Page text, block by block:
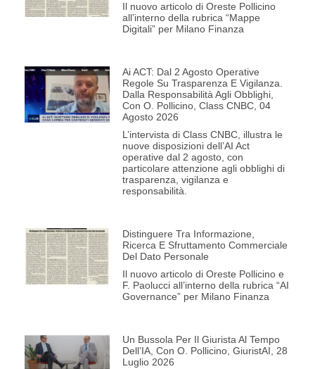
Il nuovo articolo di Oreste Pollicino
all’interno della rubrica “Mappe
Digitali” per Milano Finanza
Ai ACT: Dal 2 Agosto Operative
Regole Su Trasparenza E Vigilanza.
Dalla Responsabilità Agli Obblighi,
Con O. Pollicino, Class CNBC, 04
Agosto 2026
L’intervista di Class CNBC, illustra le
nuove disposizioni dell’AI Act
operative dal 2 agosto, con
particolare attenzione agli obblighi di
trasparenza, vigilanza e
responsabilità.
Distinguere Tra Informazione,
Ricerca E Sfruttamento Commerciale
Del Dato Personale
Il nuovo articolo di Oreste Pollicino e
F. Paolucci all’interno della rubrica “AI
Governance” per Milano Finanza
Un Bussola Per Il Giurista Al Tempo
Dell’IA, Con O. Pollicino, GiuristAI, 28
Luglio 2026